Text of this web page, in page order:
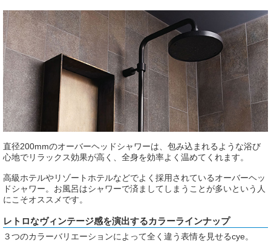
直径200mmのオーバーヘッドシャワーは、包み込まれるような浴び
心地でリラックス効果が高く、全身を効率よく温めてくれます。
高級ホテルやリゾートホテルなどでよく採用されているオーバーヘッ
ドシャワー。お風呂はシャワーで済ましてしまうことが多いという人
にこそオススメです。
レトロなヴィンテージ感を演出するカラーラインナップ
３つのカラーバリエーションによって全く違う表情を見せるcye。